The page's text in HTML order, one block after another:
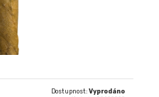
Dostupnost:Vyprodáno